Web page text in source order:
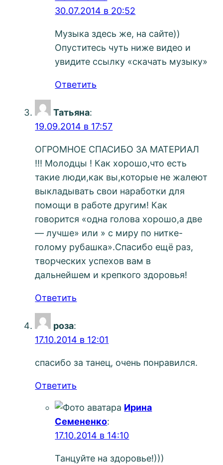
30.07.2014 в 20:52
Музыка здесь же, на сайте))
Опуститесь чуть ниже видео и
увидите ссылку «скачать музыку»
Ответить
Татьяна:
19.09.2014 в 17:57
ОГРОМНОЕ СПАСИБО ЗА МАТЕРИАЛ
!!! Молодцы ! Как хорошо,что есть
такие люди,как вы,которые не жалеют
выкладывать свои наработки для
помощи в работе другим! Как
говорится «одна голова хорошо,а две
— лучше» или » с миру по нитке-
голому рубашка».Спасибо ещё раз,
творческих успехов вам в
дальнейшем и крепкого здоровья!
Ответить
роза:
17.10.2014 в 12:01
спасибо за танец, очень понравился.
Ответить
Ирина
Семененко:
17.10.2014 в 14:10
Танцуйте на здоровье!)))